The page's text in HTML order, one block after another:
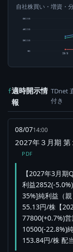
自社株買い・増資・
0株
20百万株
40百万株
60百万株
25/3
f適時開示情
報
TDnet
付き
08/0714:00
2027年３月期 第
PDF
【2027年3月
利益2852(-
35%]純利益（親
55.13円/株【
77800(+0.7%)
10500(-22.8%)
153.84円/株 配